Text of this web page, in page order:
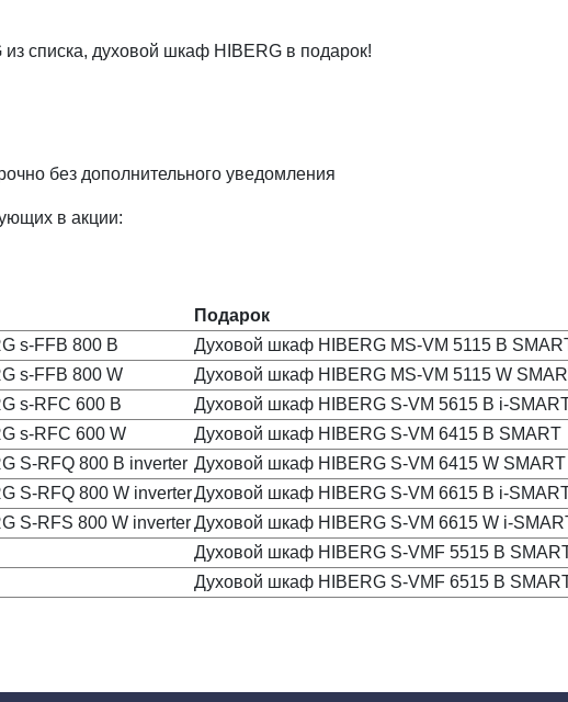
списка, духовой шкаф HIBERG в подарок!
без дополнительного уведомления
в акции:
Подарок
s-FFB 800 B
Духовой шкаф HIBERG MS-VM 5115 B
s-FFB 800 W
Духовой шкаф HIBERG MS-VM 5115 W
s-RFC 600 B
Духовой шкаф HIBERG S-VM 5615 B i-
s-RFC 600 W
Духовой шкаф HIBERG S-VM 6415 B SMART
S-RFQ 800 B inverter Духовой шкаф HIBERG S-VM 6415 W SMART
S-RFQ 800 W inverterДуховой шкаф HIBERG S-VM 6615 B i-
S-RFS 800 W inverterДуховой шкаф HIBERG S-VM 6615 W i-
Духовой шкаф HIBERG S-VMF 5515 B
Духовой шкаф HIBERG S-VMF 6515 B